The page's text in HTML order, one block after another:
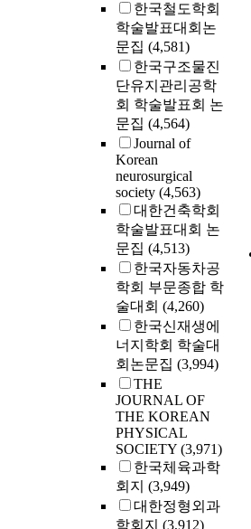
한국철도학회
학술발표대회논
문집 (4,581)
한국구조물진
단유지관리공학
회 학술발표회 논
문집 (4,564)
Journal of
Korean
neurosurgical
society (4,563)
대한건축학회
학술발표대회 논
문집 (4,513)
한국자동차공
학회 부문종합 학
술대회 (4,260)
한국신재생에
너지학회 학술대
회논문집 (3,994)
THE
JOURNAL OF
THE KOREAN
PHYSICAL
SOCIETY (3,971)
한국체육과학
회지 (3,949)
대한정형외과
학회지 (3,912)